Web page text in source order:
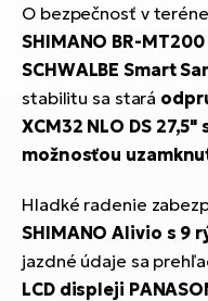
O bezpečnosť v
SHIMANO BR-MT200
SCHWALBE Smart
stabilitu sa stará
XCM32 NLO DS
možnosťou
Hladké radenie
SHIMANO Alivio s 9
jazdné údaje sa
LCD displeji